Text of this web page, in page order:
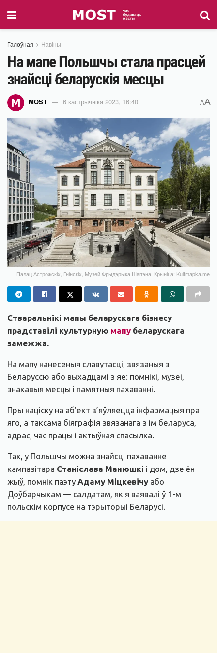
Галоўная Навіны
На мапе Польшчы стала прасцей
знайсці беларускія месцы
MOST 6 кастрычніка 2023, 16:40 AA
Палац Астрожскіх, Гнінскіх, Музей Фрыдэрыка Шапэна. Крыніца: Kultmapka.me
Стваральнікі мапы беларускага бізнесу
прадставілі культурную мапу беларускага
замежжа.
На мапу нанесеныя славутасці, звязаныя з
Беларуссю або выхадцамі з яе: помнікі, музеі,
знакавыя месцы і памятныя пахаванні.
Пры націску на аб’ект з’яўляецца інфармацыя пра
яго, а таксама біяграфія звязанага з ім беларуса,
адрас, час працы і актыўная спасылка.
Так, у Польшчы можна знайсці пахаванне
кампазітара Станіслава Манюшкі і дом, дзе ён
жыў, помнік паэту Адаму Міцкевічу або
Доўбарчыкам — салдатам, якія ваявалі ў 1-м
польскім корпусе на тэрыторыі Беларусі.